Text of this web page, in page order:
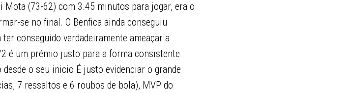
(73-62) com 3.45 minutos para jogar, era o
se no final. O Benfica ainda conseguiu
conseguido verdadeiramente ameaçar a
é um prémio justo para a forma consistente
o seu inicio.É justo evidenciar o grande
7 ressaltos e 6 roubos de bola), MVP do